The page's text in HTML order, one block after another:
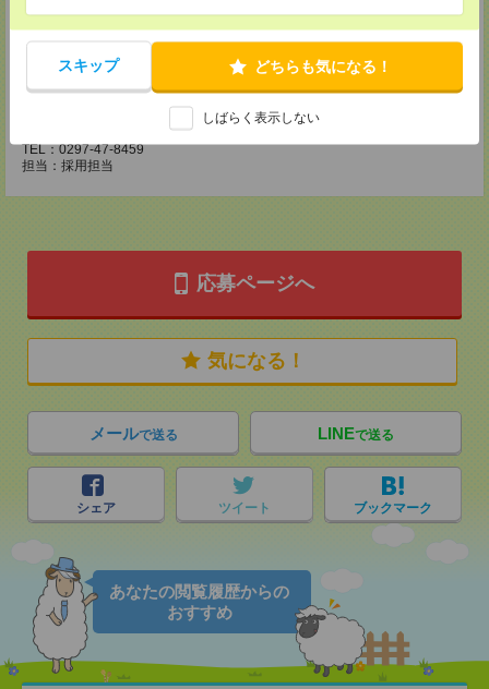
スキップ どちらも気になる！
しばらく表示しない
神奈川県相模原市緑区橋本3-19-3 ビンテージ橋本1F
TEL：042-700-7870
茨城県守谷市中央二丁目16番地1アワーズ守谷3F
TEL：0297-47-8459
担当：採用担当
応募ページへ
気になる！
メールで送る LINEで送る
シェア ツイート ブックマーク
あなたの閲覧履歴からの
おすすめ